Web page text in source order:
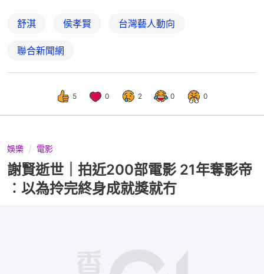
舒淇 侯孝賢 台灣藝人動向
聯合新聞網
5 0 2 0 0
娛樂 電影
謝賢逝世｜拍近200部電影 21年奪影帝
︰以為拎完終身成就獎就冇